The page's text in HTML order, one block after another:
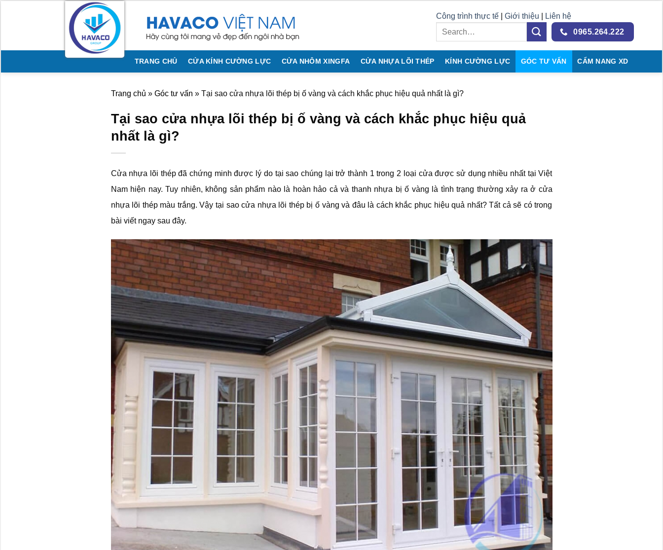
Công trình thực tế| Giới thiệu
Liên hệ
0965.264.222
TRANG CHỦ CỬA KÍNH CƯỜNG LỰC CỬA NHÔM XINGFA CỬA NHỰA LÕI THÉP KÍNH CƯỜNG LỰC GÓC TƯ VẤN CẨM NANG XD
Trang chủ » Góc tư vấn » Tại sao cửa nhựa lõi thép bị ố vàng và cách khắc phục hiệu quả nhất là gì?
Tại sao cửa nhựa lõi thép bị ố vàng và cách khắc phục hiệu quả
nhất là gì?
Cửa nhựa lõi thép đã chứng minh được lý do tại sao chúng lại trở thành 1 trong 2 loại cửa được sử dụng nhiều nhất tại Việt
Nam hiện nay. Tuy nhiên, không sản phẩm nào là hoàn hảo cả và thanh nhựa bị ố vàng là tình trạng thường xảy ra ở cửa
nhựa lõi thép màu trắng. Vậy tại sao cửa nhựa lõi thép bị ố vàng và đâu là cách khắc phục hiệu quả nhất? Tất cả sẽ có trong
bài viết ngay sau đây.